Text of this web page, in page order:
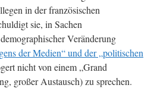
in der französischen
sie, in Sachen
Veränderung
der Medien“ und der „politischen
nicht von einem „Grand
großer Austausch) zu sprechen.